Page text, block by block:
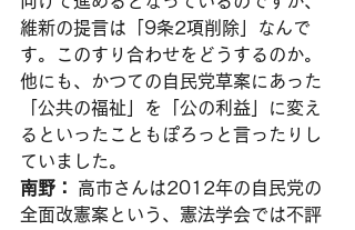
維新の提言は「9条2項削除」なんで
す。このすり合わせをどうするのか。
他にも、かつての自民党草案にあった
「公共の福祉」を「公の利益」に変え
るといったこともぽろっと言ったりし
ていました。
南野：
高市さんは2012年の自民党の
全面改憲案という、憲法学会では不評